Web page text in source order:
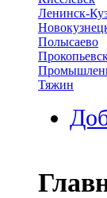
Ленинск-
Полысаево
Тяжин